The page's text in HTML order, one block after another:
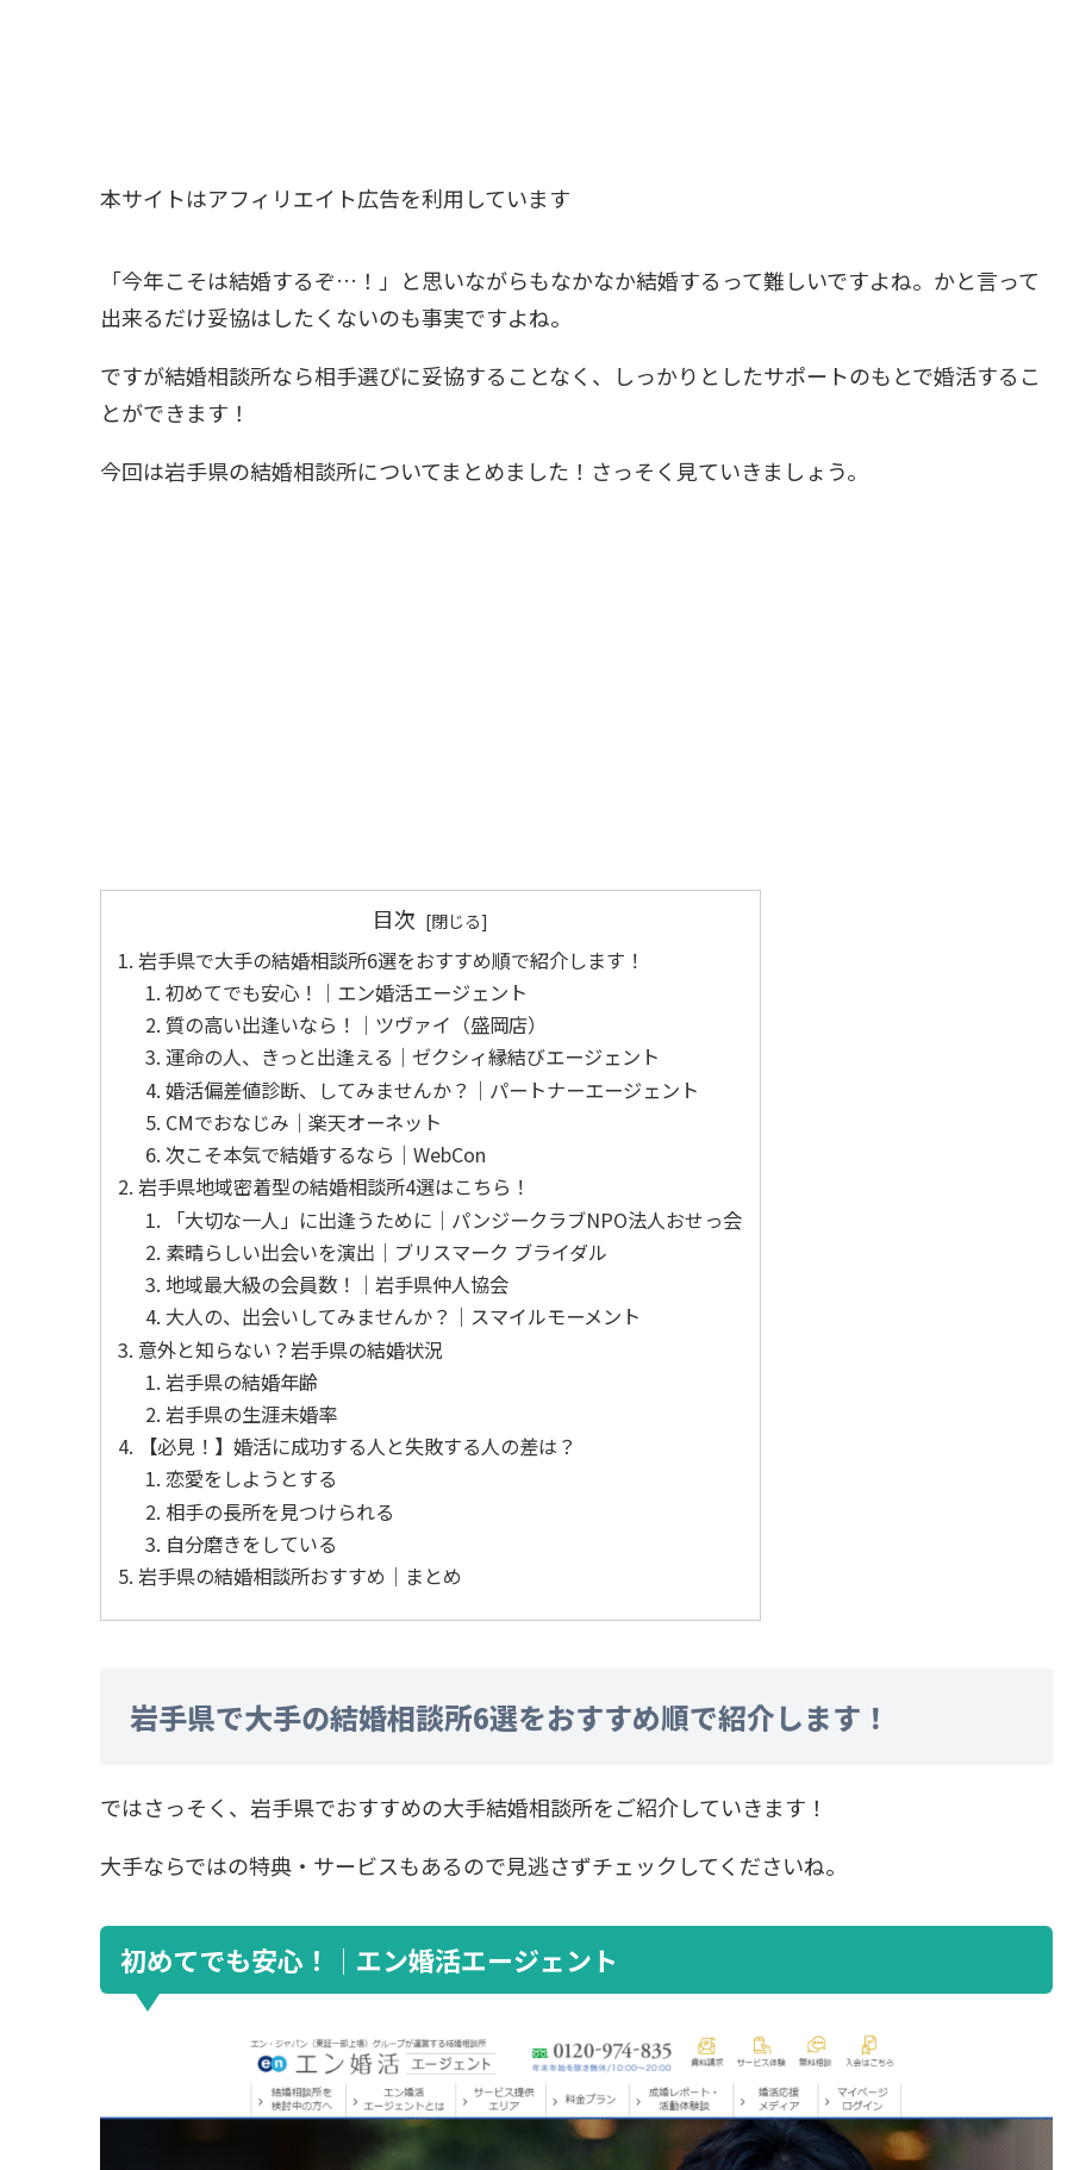
本サイトはアフィリエイト広告を利用しています
「今年こそは結婚するぞ…！」と思いながらもなかなか結婚するって難しいですよね。かと言って
出来るだけ妥協はしたくないのも事実ですよね。
ですが結婚相談所なら相手選びに妥協することなく、しっかりとしたサポートのもとで婚活するこ
とができます！
今回は岩手県の結婚相談所についてまとめました！さっそく見ていきましょう。
目次
岩手県で大手の結婚相談所6選をおすすめ順で紹介します！
初めてでも安心！│エン婚活エージェント
質の高い出逢いなら！│ツヴァイ（盛岡店）
運命の人、きっと出逢える│ゼクシィ縁結びエージェント
婚活偏差値診断、してみませんか？│パートナーエージェント
CMでおなじみ│楽天オーネット
次こそ本気で結婚するなら｜WebCon
岩手県地域密着型の結婚相談所4選はこちら！
「大切な一人」に出逢うために│パンジークラブNPO法人おせっ会
素晴らしい出会いを演出│ブリスマーク ブライダル
地域最大級の会員数！│岩手県仲人協会
大人の、出会いしてみませんか？｜スマイルモーメント
意外と知らない？岩手県の結婚状況
岩手県の結婚年齢
岩手県の生涯未婚率
【必見！】婚活に成功する人と失敗する人の差は？
恋愛をしようとする
相手の長所を見つけられる
自分磨きをしている
岩手県の結婚相談所おすすめ│まとめ
岩手県で大手の結婚相談所6選をおすすめ順で紹介します！
ではさっそく、岩手県でおすすめの大手結婚相談所をご紹介していきます！
大手ならではの特典・サービスもあるので見逃さずチェックしてくださいね。
初めてでも安心！│エン婚活エージェント